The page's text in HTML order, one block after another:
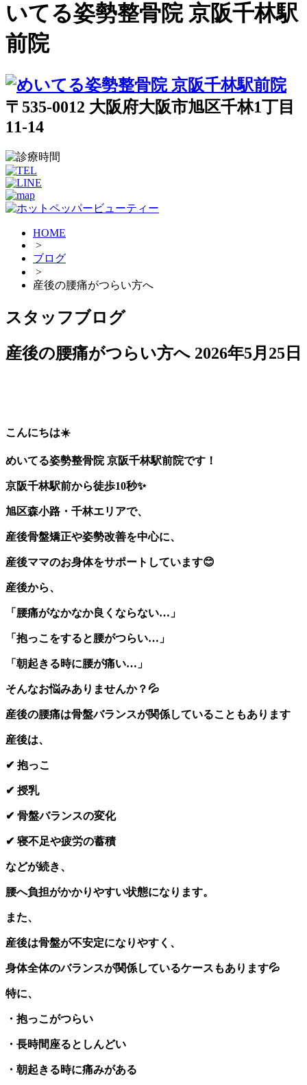
いてる姿勢整骨院 京阪千林駅
前院
〒535-0012 大阪府大阪市旭区千林1丁目
11-14
HOME
>
ブログ
>
産後の腰痛がつらい方へ
スタッフブログ
産後の腰痛がつらい方へ 2026年5月25日
こんにちは☀️
めいてる姿勢整骨院 京阪千林駅前院です！
京阪千林駅前から徒歩10秒✨
旭区森小路・千林エリアで、
産後骨盤矯正や姿勢改善を中心に、
産後ママのお身体をサポートしています😊
産後から、
「腰痛がなかなか良くならない…」
「抱っこをすると腰がつらい…」
「朝起きる時に腰が痛い…」
そんなお悩みありませんか？ 💦
産後の腰痛は骨盤バランスが関係していることもあります
産後は、
✔ 抱っこ
✔ 授乳
✔ 骨盤バランスの変化
✔ 寝不足や疲労の蓄積
などが続き、
腰へ負担がかかりやすい状態になります。
また、
産後は骨盤が不安定になりやすく、
身体全体のバランスが関係しているケースもあります💦
特に、
・抱っこがつらい
・長時間座るとしんどい
・朝起きる時に痛みがある